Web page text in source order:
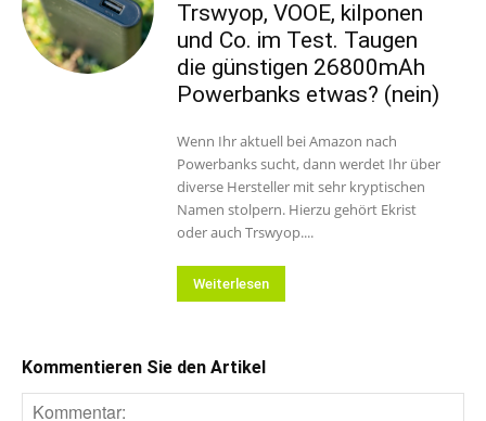
Trswyop, VOOE, kilponen
und Co. im Test. Taugen
die günstigen 26800mAh
Powerbanks etwas? (nein)
Wenn Ihr aktuell bei Amazon nach
Powerbanks sucht, dann werdet Ihr über
diverse Hersteller mit sehr kryptischen
Namen stolpern. Hierzu gehört Ekrist
oder auch Trswyop....
Weiterlesen
Kommentieren Sie den Artikel